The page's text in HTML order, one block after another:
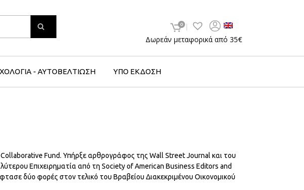
Δωρεάν μεταφορικά από 35€
0
- ΑΥΤΟΒΕΛΤΙΩΣΗ ΥΠΟ ΕΚΔΟΣΗ
Fund. Υπήρξε αρθρογράφος της Wall Street Journal και του
Επιχειρηματία από τη Society of American Business Editors and
δύο φορές στον τελικό του Βραβείου Διακεκριμένου Οικονομικού